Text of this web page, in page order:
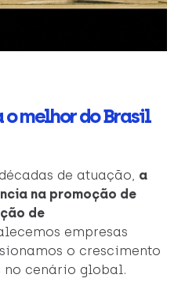
o melhor do Brasil
de atuação, a
na promoção de
de
empresas
o crescimento
no cenário global.